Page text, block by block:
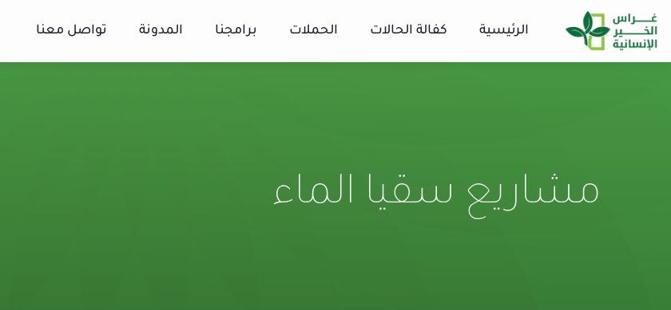
الرئيسية كفالة الحالات الحملات برامجنا المدونة تواصل معنا
مشاريع سقيا الماء